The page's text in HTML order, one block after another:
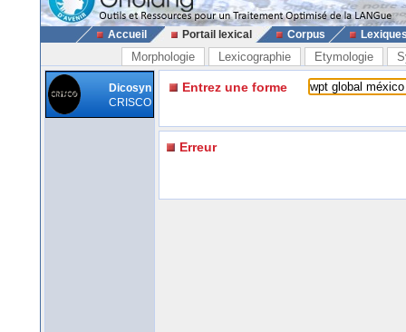
Accueil Portail lexical Corpus
Morphologie Lexicographie Etymologie
Dicosyn
CRISCO
Entrez une forme
Erreur